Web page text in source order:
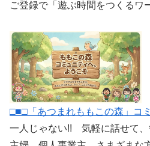
ご登録で「遊ぶ時間をつくるワ
□■□「あつまれももこの森」コ
一人じゃない!! 気軽に話せて、